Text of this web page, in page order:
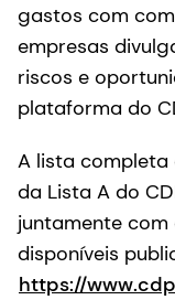
gastos com
empresas
riscos e
plataforma do
A lista completa
da Lista A do
juntamente
disponíveis
https://